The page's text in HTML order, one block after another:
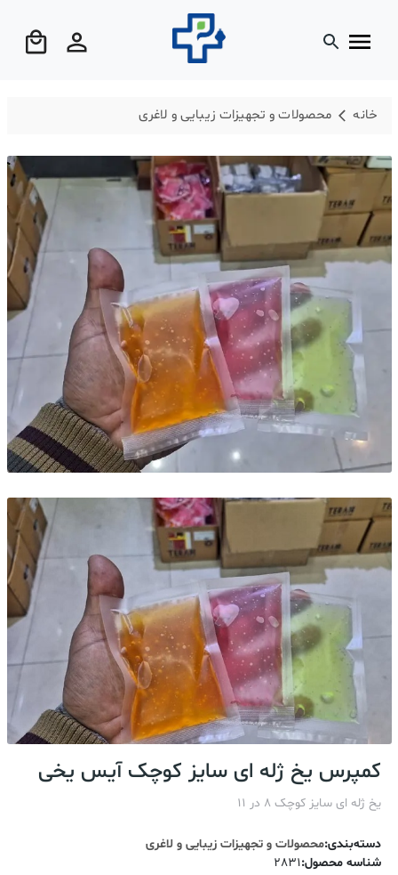
خانه محصولات و تجهیزات زیبایی و لاغری
کمپرس یخ ژله ای سایز کوچک آیس یخی
یخ ژله ای سایز کوچک 8 در 11
دسته‌بندی:محصولات و تجهیزات زیبایی و لاغری
شناسه محصول:
2831